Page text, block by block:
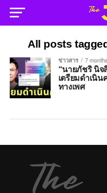
All posts
ข่าวสาร 7
“นายภัชริ นิจ
เตรียมดำเนิ
ทางเพศ